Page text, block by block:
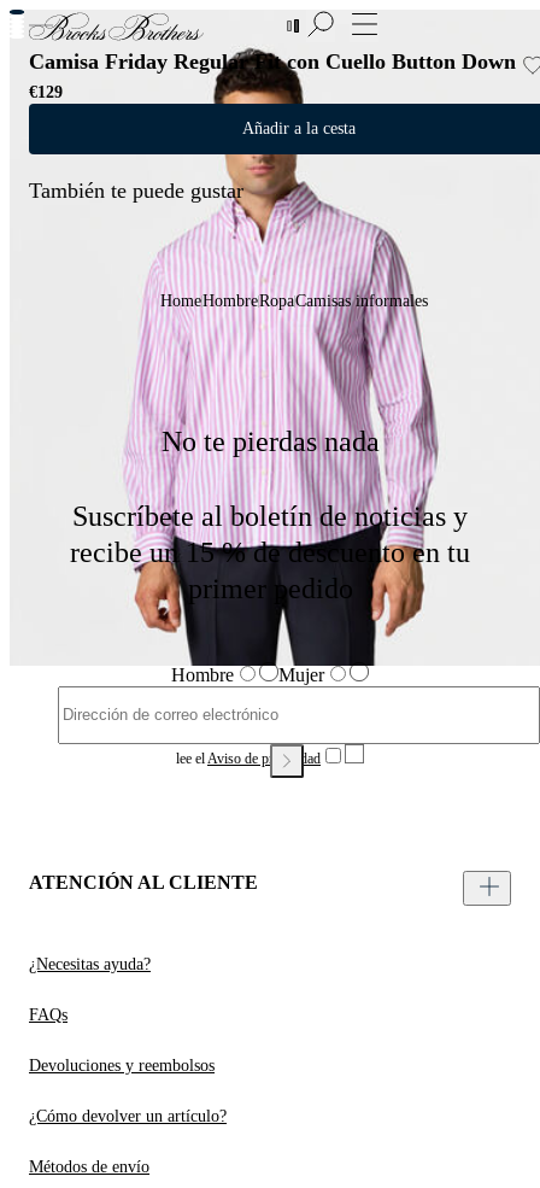
Nuevas incorporaciones a las Rebajas | Hasta 50%
Camisa Friday Regular Fit con Cuello Button Down
€129
Añadir a la cesta
También te puede gustar
HomeHombreRopaCamisas informales
No te pierdas nada
Suscríbete al boletín de noticias y
recibe un 15 % de descuento en tu
primer pedido
Hombre Mujer
lee elAviso de privacidad
ATENCIÓN AL CLIENTE
¿Necesitas ayuda?
FAQs
Devoluciones y reembolsos
¿Cómo devolver un artículo?
Métodos de envío